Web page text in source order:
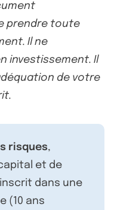
prendre toute
Il ne
investissement. Il
de votre
risques,
et de
dans une
(10 ans